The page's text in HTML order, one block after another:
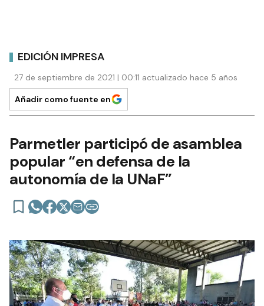
EDICIÓN IMPRESA
27 de septiembre de 2021 | 00:11 actualizado hace 5 años
Añadir como fuente en
Parmetler participó de asamblea
popular “en defensa de la
autonomía de la UNaF”